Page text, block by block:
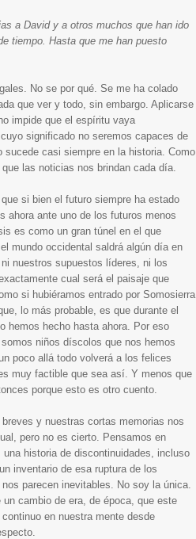
a David y a otros muchos que han ido
tiempo. Hasta que me han puesto
No se por qué. Se me ha colado
que ver y todo, sin embargo. Aplicarse
impide que el espíritu vaya
significado no seremos capaces de
casi siempre en la historia. Como
las noticias nos brindan cada día.
si bien el futuro siempre ha estado
ahora ante uno de los futuros menos
es como un gran túnel en el que
mundo occidental saldrá algún día en
nuestros supuestos líderes, ni los
cual será el paisaje que
si hubiéramos entrado por Somosierra
lo más probable, es que durante el
hemos hecho hasta ahora. Por eso
niños díscolos que nos hemos
poco allá todo volverá a los felices
muy factible que sea así. Y menos que
porque esto es otro cuento.
y nuestras cortas memorias nos
pero no es cierto. Pensamos en
historia de discontinuidades, incluso
inventario de esa ruptura de los
parecen inevitables. No soy la única.
cambio de era, de época, que este
en nuestra mente desde